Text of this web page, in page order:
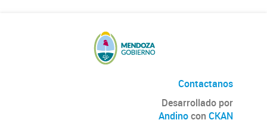
Contactanos
Desarrollado por
Andinocon CKAN